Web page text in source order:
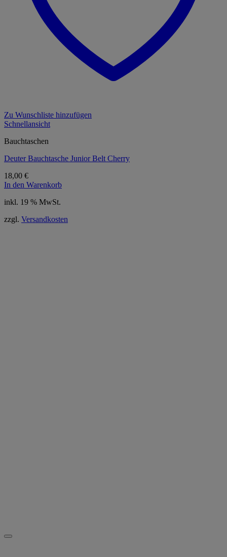
Zu Wunschliste hinzufügen
Schnellansicht
Bauchtaschen
Deuter Bauchtasche Junior Belt Cherry
18,00 €
In den Warenkorb
inkl. 19 % MwSt.
zzgl. Versandkosten